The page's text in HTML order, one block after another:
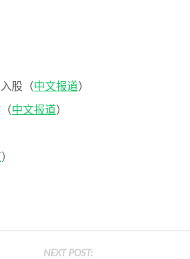
股（中文报道）
中文报道）
）
NEXT POST: